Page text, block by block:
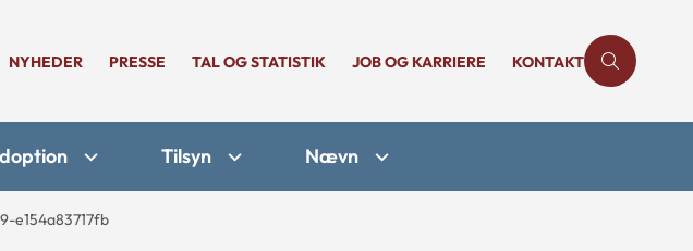
NYHEDER PRESSE TAL OG STATISTIK JOB OG KARRIERE KONTAKT
Tilsyn Nævn
e154a83717fb